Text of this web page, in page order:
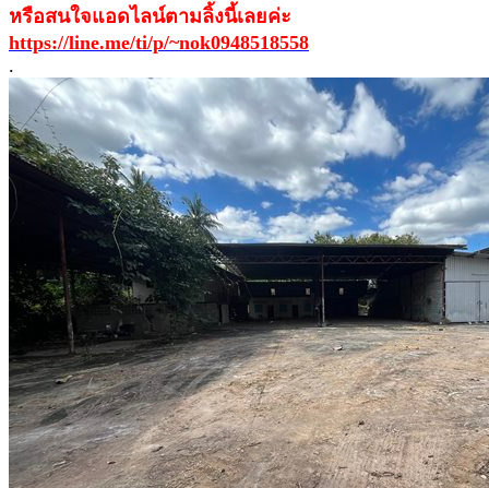
หรือสนใจแอดไลน์ตามลิ้งนี้เลยค่ะ
https://line.me/ti/p/~nok0948518558
.